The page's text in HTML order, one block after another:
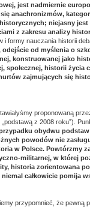
jest nadmiernie
anachronizmów,
niejasny
z zakresu analizy
i formy nauczania historii
odejście od myślenia o
konstruowanej jako
społecznej, historii życia
zajmujących się
proponowaną
z 2008 roku”).
obydwu
powodów nie
w Polsce. Powtórzmy
militarnej, w której
historia zorientowana
całkowicie pomija
przypomnieć, że pewną